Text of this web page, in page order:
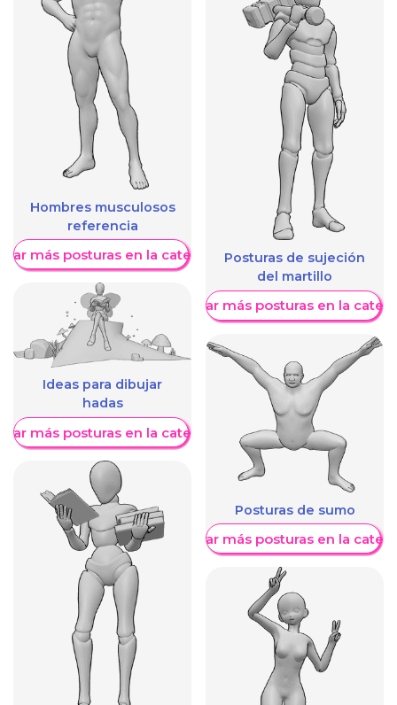
Hombres musculosos
referencia
más posturas en la categoría
Ideas para dibujar
hadas
más posturas en la categoría
Posturas de sujeción
del martillo
Mostrar más posturas en la
Posturas de sumo
Mostrar más posturas en la